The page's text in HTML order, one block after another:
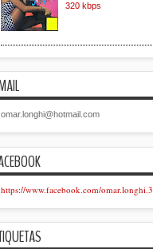
320 kbps
omar.longhi@hotmail.com
https://www.facebook.com/omar.longhi.3